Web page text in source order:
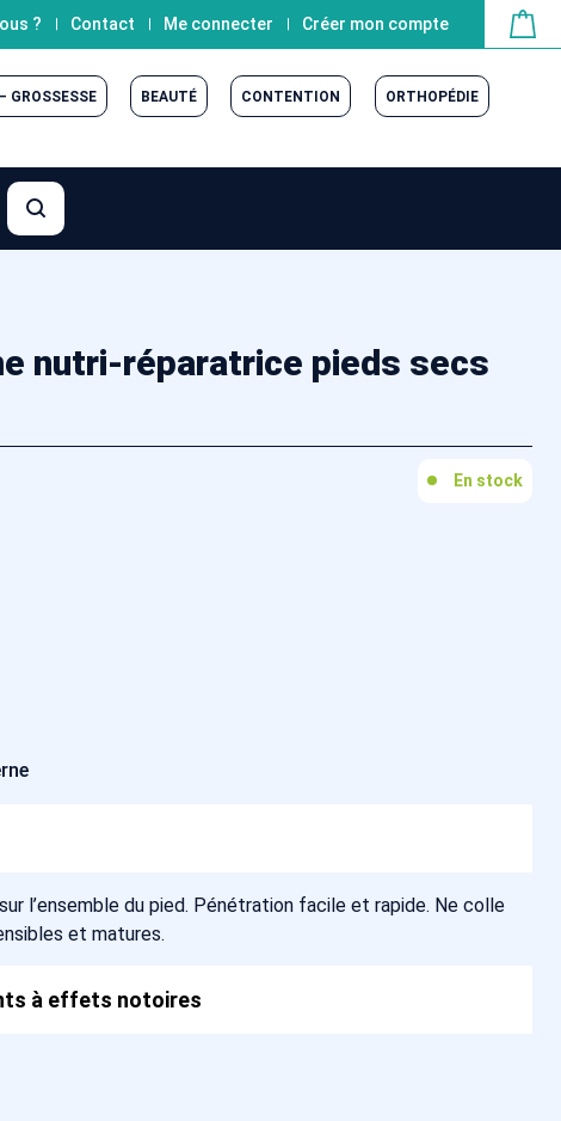
? Contact Me connecter Créer mon compte
GROSSESSE BEAUTÉ CONTENTION ORTHOPÉDIE
nutri-réparatrice pieds secs
En stock
l’ensemble du pied. Pénétration facile et rapide. Ne colle
et matures.
à effets notoires